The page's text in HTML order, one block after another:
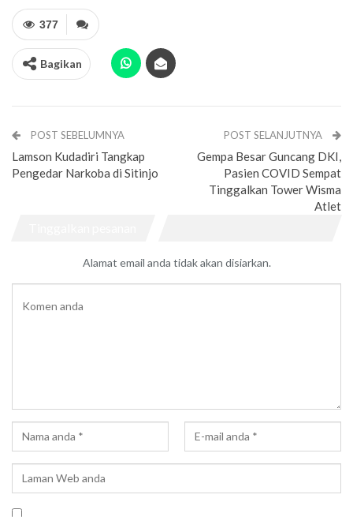
377
Bagikan
POST SEBELUMNYA
Lamson Kudadiri Tangkap
Pengedar Narkoba di Sitinjo
POST SELANJUTNYA
Gempa Besar Guncang DKI,
Pasien COVID Sempat
Tinggalkan Tower Wisma
Atlet
Alamat email anda tidak akan disiarkan.